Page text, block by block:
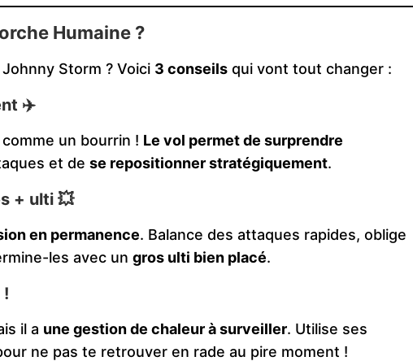
Humaine ?
Johnny Storm ? Voici 3 conseils qui vont tout changer :
✈️
un bourrin ! Le vol permet de surprendre
et de se repositionner stratégiquement.
+ ulti 💥
en permanence. Balance des attaques rapides, oblige
les avec un gros ulti bien placé.
il a une gestion de chaleur à surveiller. Utilise ses
ne pas te retrouver en rade au pire moment !